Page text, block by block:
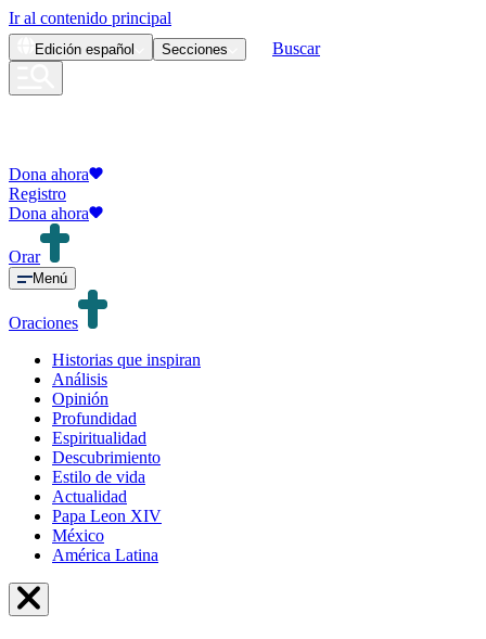
Ir al contenido principal
Edición español Secciones Buscar
Dona ahora
Registro
Dona ahora
Orar
Menú
Oraciones
Historias que inspiran
Análisis
Opinión
Profundidad
Espiritualidad
Descubrimiento
Estilo de vida
Actualidad
Papa Leon XIV
México
América Latina